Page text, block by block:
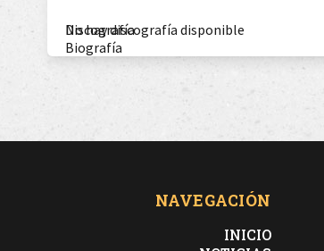
Discografía
Biografía
No hay discografía disponible
NAVEGACIÓN
INICIO